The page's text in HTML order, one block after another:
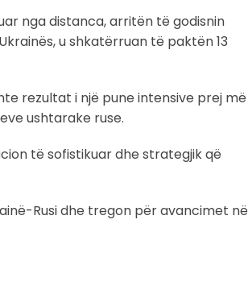
nga distanca, arritën të godisnin
u shkatërruan të paktën 13
rezultat i një pune intensive prej më
ushtarake ruse.
të sofistikuar dhe strategjik që
Rusi dhe tregon për avancimet në